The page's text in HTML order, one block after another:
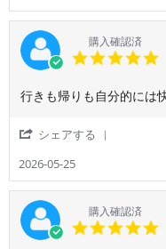
良
っ
た
で
す。
様
on
1
Jun
by
ご
利
用
者
on
購入確認済
Review
ご
利
者
様
on
25
May
review
行
き
帰
り
も
自
分
行きも帰りも自分的には
シェアする
by
ご
利
用
者
2026-05-25
購入確認済